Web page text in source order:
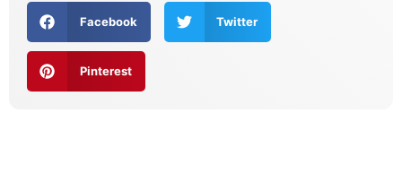
Facebook Twitter
Pinterest